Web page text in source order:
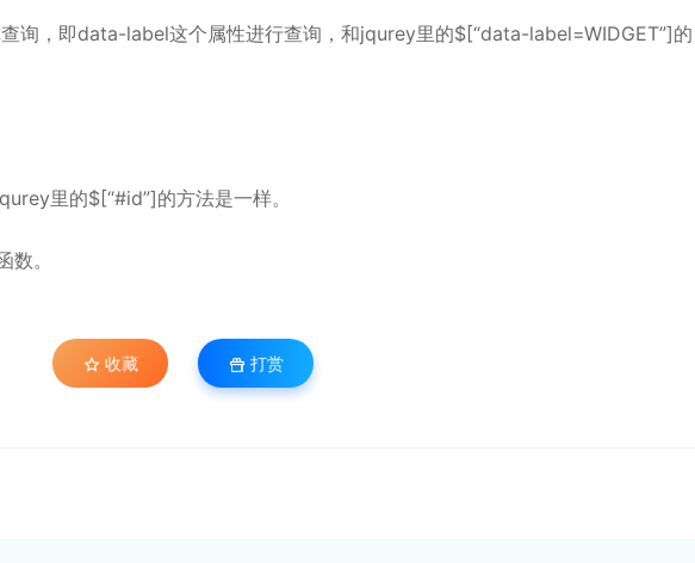
查询，即data-label这个属性进行查询，和jqurey里的$[“data-label=WIDGET”]的
里的$[“#id”]的方法是一样。
。
收藏 打赏